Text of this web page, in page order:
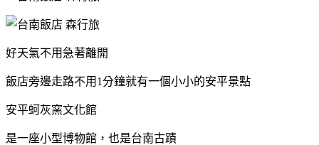
好天氣不用急著離開
飯店旁邊走路不用1分鐘就有一個小小的安平景點
安平蚵灰窯文化館
是一座小型博物館，也是台南古蹟